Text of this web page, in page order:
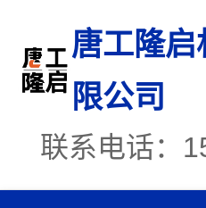
唐工隆
限公司
联系电话：